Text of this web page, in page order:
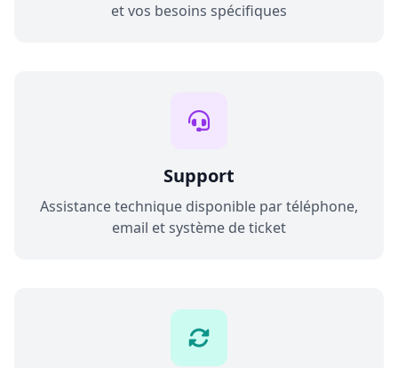
et vos besoins spécifiques
Support
Assistance technique disponible par téléphone,
email et système de ticket